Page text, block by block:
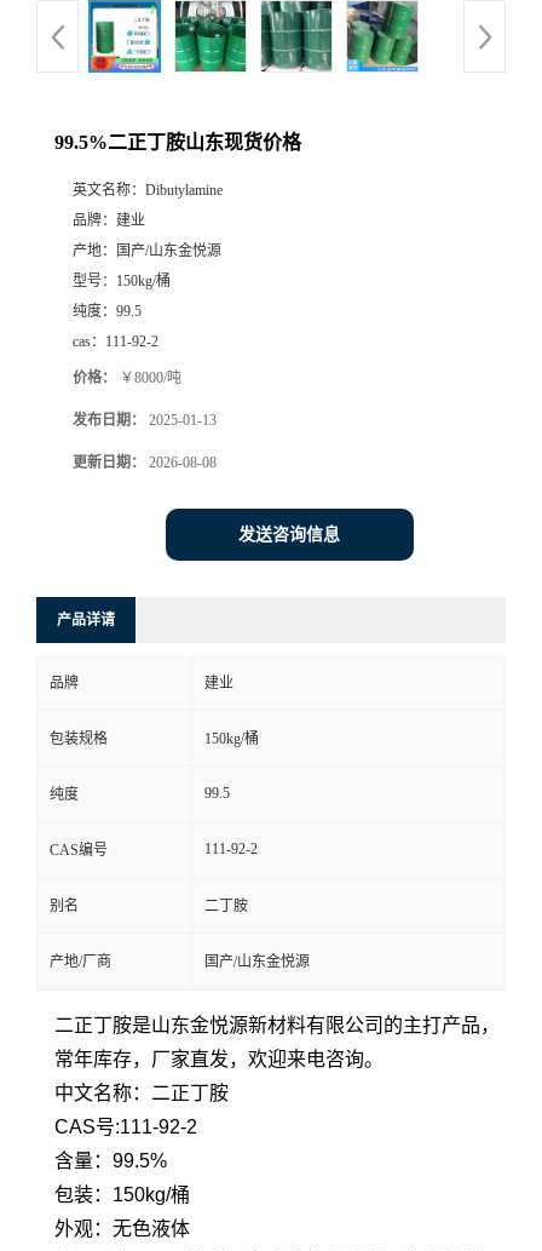
99.5%二正丁胺山东现货价格
英文名称： Dibutylamine
品牌： 建业
产地：
国产/山东金悦源
型号： 150kg/桶
纯度： 99.5
cas： 111-92-2
价格： ￥8000/吨
发布日期： 2025-01-13
更新日期： 2026-08-08
发送咨询信息
产品详请
品牌 建业
包装规格 150kg/桶
纯度 99.5
CAS编号 111-92-2
别名 二丁胺
产地/厂商 国产/山东金悦源
二正丁胺是山东金悦源新材料有限公司的主打产品，
常年库存，厂家直发，欢迎来电咨询。
中文名称：二正丁胺
CAS号:111-92-2
含量：99.5%
包装：150kg/桶
外观：无色液体